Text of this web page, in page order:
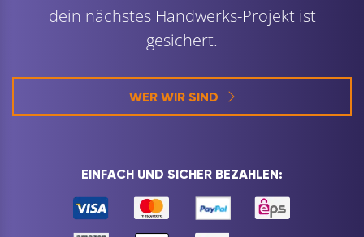
dein nächstes Handwerks-Projekt ist
gesichert.
WER WIR SIND
EINFACH UND SICHER BEZAHLEN: